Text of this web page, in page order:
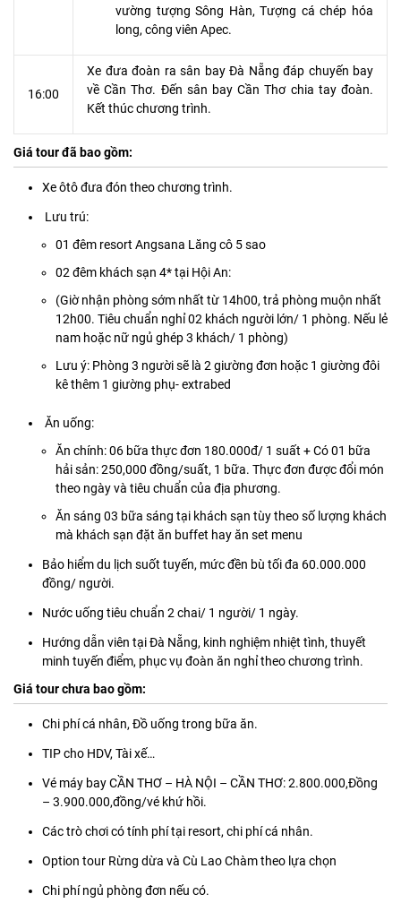
vường tượng Sông Hàn, Tượng cá chép hóa
long, công viên Apec.
16:00
Xe đưa đoàn ra sân bay Đà Nẵng đáp chuyến bay
về Cần Thơ. Đến sân bay Cần Thơ chia tay đoàn.
Kết thúc chương trình.
Giá tour đã bao gồm:
Xe ôtô đưa đón theo chương trình.
Lưu trú:
01 đêm resort Angsana Lăng cô 5 sao
02 đêm khách sạn 4* tại Hội An:
(Giờ nhận phòng sớm nhất từ 14h00, trả phòng muộn nhất
12h00. Tiêu chuẩn nghỉ 02 khách người lớn/ 1 phòng. Nếu lẻ
nam hoặc nữ ngủ ghép 3 khách/ 1 phòng)
Lưu ý: Phòng 3 người sẽ là 2 giường đơn hoặc 1 giường đôi
kê thêm 1 giường phụ- extrabed
Ăn uống:
Ăn chính: 06 bữa thực đơn 180.000đ/ 1 suất + Có 01 bữa
hải sản: 250,000 đồng/suất, 1 bữa. Thực đơn được đổi món
theo ngày và tiêu chuẩn của địa phương.
Ăn sáng 03 bữa sáng tại khách sạn tùy theo số lượng khách
mà khách sạn đặt ăn buffet hay ăn set menu
Bảo hiểm du lịch suốt tuyến, mức đền bù tối đa 60.000.000
đồng/ người.
Nước uống tiêu chuẩn 2 chai/ 1 người/ 1 ngày.
Hướng dẫn viên tại Đà Nẵng, kinh nghiệm nhiệt tình, thuyết
minh tuyến điểm, phục vụ đoàn ăn nghỉ theo chương trình.
Giá tour chưa bao gồm:
Chi phí cá nhân, Đồ uống trong bữa ăn.
TIP cho HDV, Tài xế…
Vé máy bay CẦN THƠ – HÀ NỘI – CẦN THƠ: 2.800.000,Đồng
– 3.900.000,đồng/vé khứ hồi.
Các trò chơi có tính phí tại resort, chi phí cá nhân.
Option tour Rừng dừa và Cù Lao Chàm theo lựa chọn
Chi phí ngủ phòng đơn nếu có.